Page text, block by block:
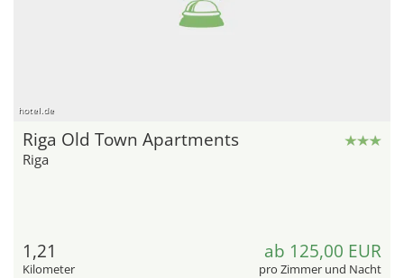
hotel.de
Riga Old Town Apartments
Riga
1,21
Kilometer
ab 125,00 EUR
pro Zimmer und Nacht